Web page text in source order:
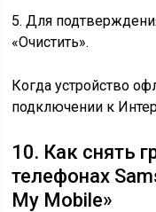
5. Для
«Очистить».
Когда устройство
подключении к
10. Как снять
телефонах
My Mobile»